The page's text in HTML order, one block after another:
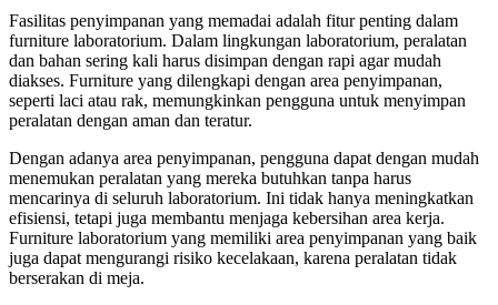
Fasilitas penyimpanan yang memadai adalah fitur penting dalam
furniture laboratorium. Dalam lingkungan laboratorium, peralatan
dan bahan sering kali harus disimpan dengan rapi agar mudah
diakses. Furniture yang dilengkapi dengan area penyimpanan,
seperti laci atau rak, memungkinkan pengguna untuk menyimpan
peralatan dengan aman dan teratur.
Dengan adanya area penyimpanan, pengguna dapat dengan mudah
menemukan peralatan yang mereka butuhkan tanpa harus
mencarinya di seluruh laboratorium. Ini tidak hanya meningkatkan
efisiensi, tetapi juga membantu menjaga kebersihan area kerja.
Furniture laboratorium yang memiliki area penyimpanan yang baik
juga dapat mengurangi risiko kecelakaan, karena peralatan tidak
berserakan di meja.